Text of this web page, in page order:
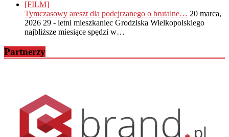
Tymczasowy areszt dla podejrzanego o brutalne… 20 marca,
2026 29 - letni mieszkaniec Grodziska Wielkopolskiego
najbliższe miesiące spędzi w…
Partnerzy